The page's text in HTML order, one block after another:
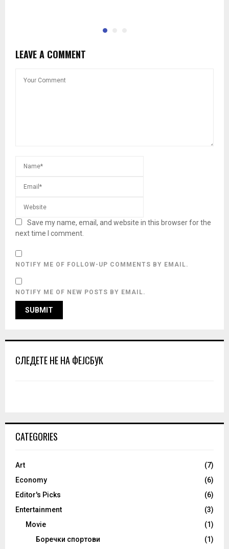
LEAVE A COMMENT
Save my name, email, and website in this browser for the
next time I comment.
NOTIFY ME OF FOLLOW-UP COMMENTS BY EMAIL.
NOTIFY ME OF NEW POSTS BY EMAIL.
СЛЕДЕТЕ НЕ НА ФЕЈСБУК
CATEGORIES
Art
(7)
Economy
(6)
Editor's Picks
(6)
Entertainment
(3)
Movie
(1)
Боречки спортови
(1)